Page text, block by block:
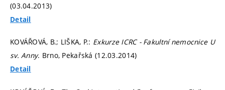
(03.04.2013)
Detail
KOVÁŘOVÁ, B.; LIŠKA, P.: Exkurze ICRC - Fakultní nemocnice U
sv. Anny. Brno, Pekařská (12.03.2014)
Detail